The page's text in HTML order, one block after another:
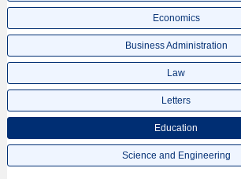
Economics
Business Administration
Law
Letters
Education
Science and Engineering